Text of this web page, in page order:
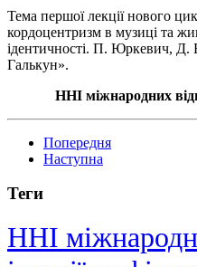
Тема першої лекції нового
кордоцентризм в музиці та
ідентичності. П. Юркевич, Д.
Галькун».
ННІ міжнародних
Попередня
Наступна
Теги
ННІ